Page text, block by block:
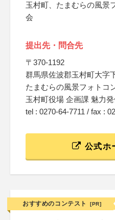
玉村町、たまむらの風景
会
提出先・問合先
〒370-1192
群馬県佐波郡玉村町大字
たまむらの風景フォトコ
玉村町役場 企画課 魅力
tel : 0270-64-7711 / fax :
公式ホ
おすすめのコンテスト [PR]